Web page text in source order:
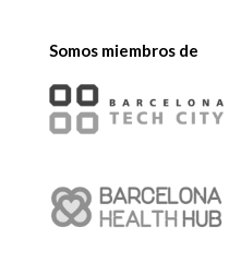
Somos miembros de